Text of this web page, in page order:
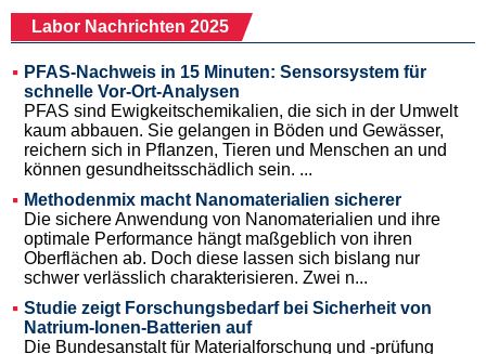
Labor Nachrichten 2025
PFAS-Nachweis in 15 Minuten: Sensorsystem für
schnelle Vor-Ort-Analysen
PFAS sind Ewigkeitschemikalien, die sich in der Umwelt
kaum abbauen. Sie gelangen in Böden und Gewässer,
reichern sich in Pflanzen, Tieren und Menschen an und
können gesundheitsschädlich sein. ...
Methodenmix macht Nanomaterialien sicherer
Die sichere Anwendung von Nanomaterialien und ihre
optimale Performance hängt maßgeblich von ihren
Oberflächen ab. Doch diese lassen sich bislang nur
schwer verlässlich charakterisieren. Zwei n...
Studie zeigt Forschungsbedarf bei Sicherheit von
Natrium-Ionen-Batterien auf
Die Bundesanstalt für Materialforschung und -prüfung